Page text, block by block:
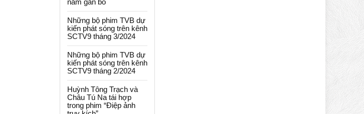
năm gắn bó
Những bộ phim TVB dự
kiến phát sóng trên kênh
SCTV9 tháng 3/2024
Những bộ phim TVB dự
kiến phát sóng trên kênh
SCTV9 tháng 2/2024
Huỳnh Tông Trạch và
Châu Tú Na tái hợp
trong phim “Điệp ảnh